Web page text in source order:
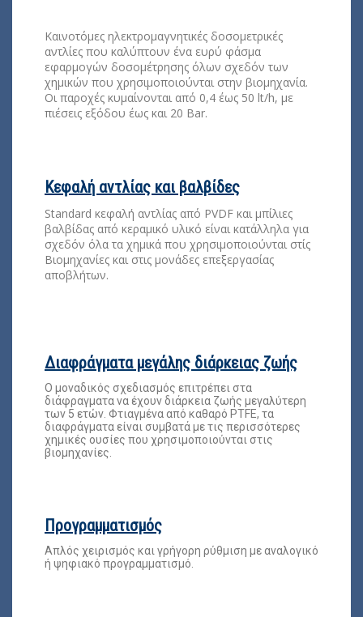
Καινοτόμες ηλεκτρομαγνητικές δοσομετρικές
αντλίες που καλύπτουν ένα ευρύ φάσμα
εφαρμογών δοσομέτρησης όλων σχεδόν των
χημικών που χρησιμοποιούνται στην βιομηχανία.
Οι παροχές κυμαίνονται από 0,4 έως 50 lt/h, με
πιέσεις εξόδου έως και 20 Bar.
Κεφαλή αντλίας και βαλβίδες
Standard κεφαλή αντλίας από PVDF και μπίλιες
βαλβίδας από κεραμικό υλικό είναι κατάλληλα για
σχεδόν όλα τα χημικά που χρησιμοποιούνται στίς
Βιομηχανίες και στις μονάδες επεξεργασίας
αποβλήτων.
Διαφράγματα μεγάλης διάρκειας ζωής
Ο μοναδικός σχεδιασμός επιτρέπει στα
διάφραγματα να έχουν διάρκεια ζωής μεγαλύτερη
των 5 ετών. Φτιαγμένα από καθαρό PTFE, τα
διαφράγματα είναι συμβατά με τις περισσότερες
χημικές ουσίες που χρησιμοποιούνται στις
βιομηχανίες.
Προγραμματισμός
Απλός χειρισμός και γρήγορη ρύθμιση με αναλογικό
ή ψηφιακό προγραμματισμό.